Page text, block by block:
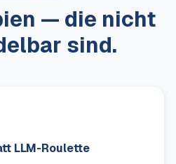
— die nicht
sind.
LLM-Roulette